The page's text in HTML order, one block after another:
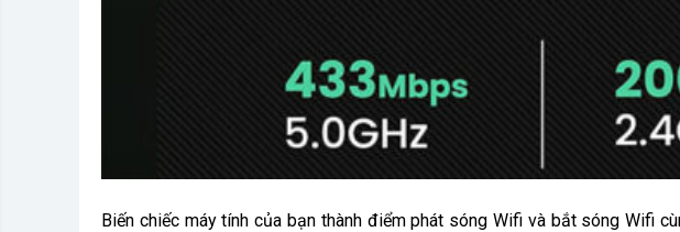
Biến chiếc máy tính của bạn thành điểm phát sóng Wifi và bắt sóng Wifi